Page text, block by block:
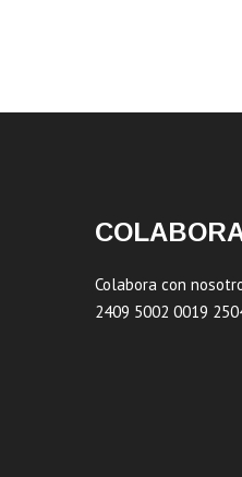
Colabora con
2409 5002 0019